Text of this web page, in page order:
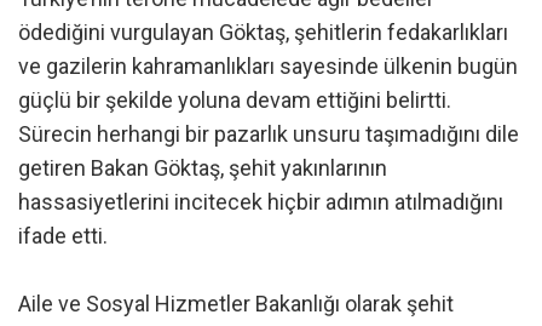
ödediğini vurgulayan Göktaş, şehitlerin fedakarlıkları
ve gazilerin kahramanlıkları sayesinde ülkenin bugün
güçlü bir şekilde yoluna devam ettiğini belirtti.
Sürecin herhangi bir pazarlık unsuru taşımadığını dile
getiren Bakan Göktaş, şehit yakınlarının
hassasiyetlerini incitecek hiçbir adımın atılmadığını
ifade etti.
Aile ve Sosyal Hizmetler Bakanlığı olarak şehit